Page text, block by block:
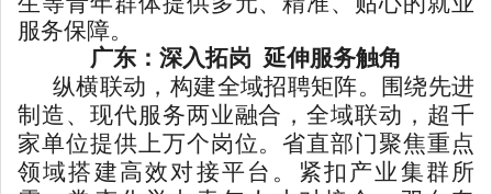
服务保障。
广东：深入拓岗 延伸服务触角
纵横联动，构建全域招聘矩阵。围绕先进
制造、现代服务两业融合，全域联动，超千
家单位提供上万个岗位。省直部门聚焦重点
领域搭建高效对接平台。紧扣产业集群所